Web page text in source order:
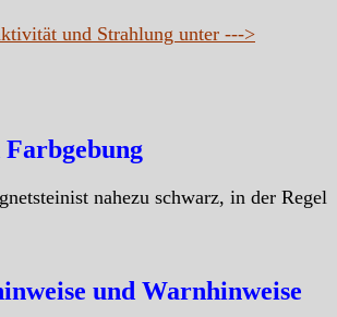
und Strahlung unter --->
nahezu schwarz, in der Regel
und Warnhinweise